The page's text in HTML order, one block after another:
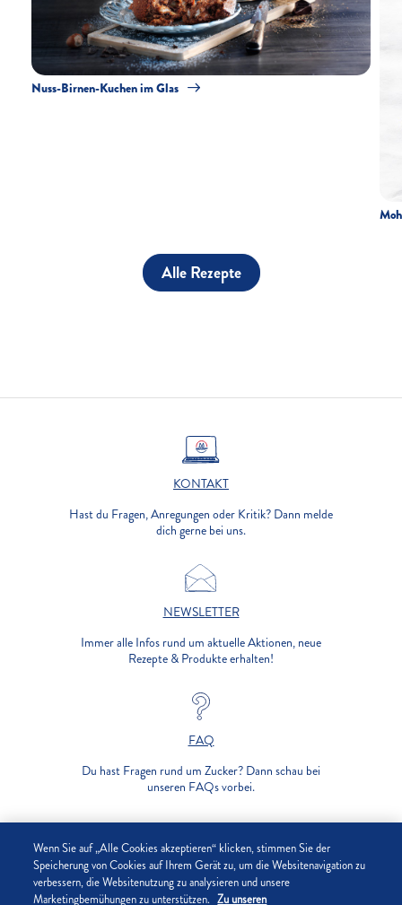
Nuss-Birnen-Kuchen im Glas
Alle Rezepte
KONTAKT
Hast du Fragen, Anregungen oder Kritik? Dann melde
dich gerne bei uns.
NEWSLETTER
Immer alle Infos rund um aktuelle Aktionen, neue
Rezepte & Produkte erhalten!
FAQ
Du hast Fragen rund um Zucker? Dann schau bei
unseren FAQs vorbei.
UNTERNEHMEN
DATENSCHUTZ
Wenn Sie auf „Alle Cookies akzeptieren“ klicken, stimmen Sie der
Speicherung von Cookies auf Ihrem Gerät zu, um die Websitenavigation zu
verbessern, die Websitenutzung zu analysieren und unsere
Marketingbemühungen zu unterstützen. Zu unseren